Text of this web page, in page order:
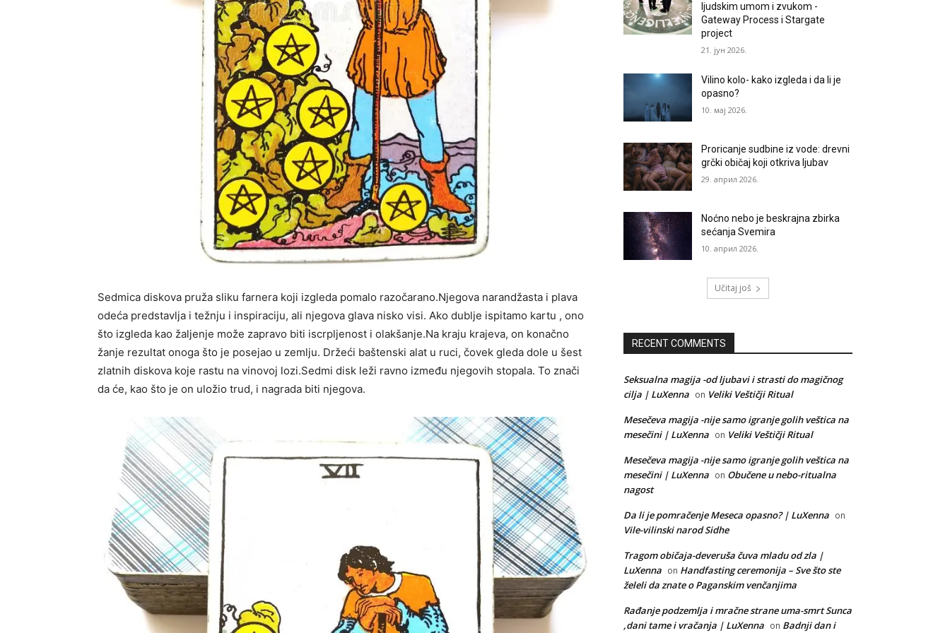
Sedmica diskova pruža sliku farnera koji izgleda pomalo razočarano.Njegova narandžasta i plava
odeća predstavlja i težnju i inspiraciju, ali njegova glava nisko visi. Ako dublje ispitamo kartu , ono
što izgleda kao žaljenje može zapravo biti iscrpljenost i olakšanje.Na kraju krajeva, on konačno
žanje rezultat onoga što je posejao u zemlju. Držeći baštenski alat u ruci, čovek gleda dole u ​​šest
zlatnih diskova koje rastu na vinovoj lozi.Sedmi disk leži ravno između njegovih stopala. To znači
da će, kao što je on uložio trud, i nagrada biti njegova.
ljudskim umom i zvukom -
Gateway Process i Stargate
project
21. јун 2026.
Vilino kolo- kako izgleda i da li je
opasno?
10. мај 2026.
Proricanje sudbine iz vode: drevni
grčki običaj koji otkriva ljubav
29. април 2026.
Noćno nebo je beskrajna zbirka
sećanja Svemira
10. април 2026.
Učitaj još
RECENT COMMENTS
Seksualna magija -od ljubavi i strasti do magičnog
cilja | LuXenna on Veliki Veštičji Ritual
Mesečeva magija -nije samo igranje golih veštica na
mesečini | LuXenna on Veliki Veštičji Ritual
Mesečeva magija -nije samo igranje golih veštica na
mesečini | LuXenna on Obučene u nebo-ritualna
nagost
Da li je pomračenje Meseca opasno? | LuXenna on
Vile-vilinski narod Sidhe
Tragom običaja-deveruša čuva mladu od zla |
LuXenna on Handfasting ceremonija – Sve što ste
želeli da znate o Paganskim venčanjima
Rađanje podzemlja i mračne strane uma-smrt Sunca
,dani tame i vračanja | LuXenna on Badnji dan i